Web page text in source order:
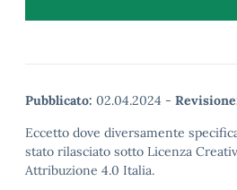
Pubblicato: 02.04.2024 -
Eccetto dove diversamente
stato rilasciato sotto Licenza
Attribuzione 4.0 Italia.